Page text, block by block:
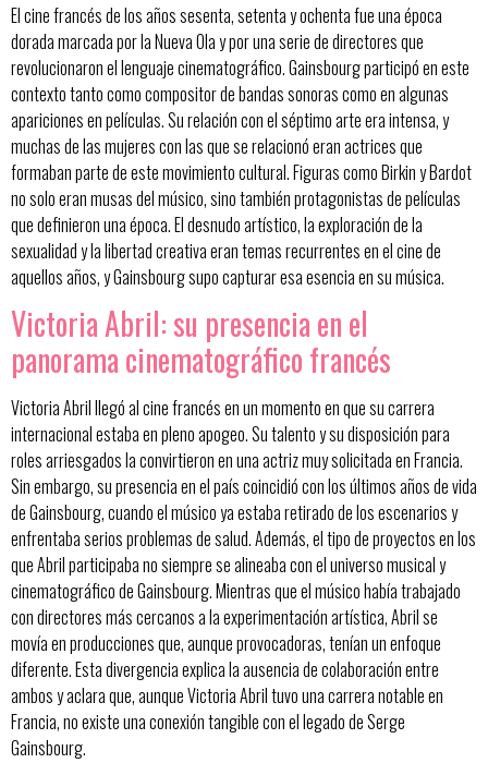
El cine francés de los años sesenta, setenta y ochenta fue una época
dorada marcada por la Nueva Ola y por una serie de directores que
revolucionaron el lenguaje cinematográfico. Gainsbourg participó en este
contexto tanto como compositor de bandas sonoras como en algunas
apariciones en películas. Su relación con el séptimo arte era intensa, y
muchas de las mujeres con las que se relacionó eran actrices que
formaban parte de este movimiento cultural. Figuras como Birkin y Bardot
no solo eran musas del músico, sino también protagonistas de películas
que definieron una época. El desnudo artístico, la exploración de la
sexualidad y la libertad creativa eran temas recurrentes en el cine de
aquellos años, y Gainsbourg supo capturar esa esencia en su música.
Victoria Abril: su presencia en el
panorama cinematográfico francés
Victoria Abril llegó al cine francés en un momento en que su carrera
internacional estaba en pleno apogeo. Su talento y su disposición para
roles arriesgados la convirtieron en una actriz muy solicitada en Francia.
Sin embargo, su presencia en el país coincidió con los últimos años de vida
de Gainsbourg, cuando el músico ya estaba retirado de los escenarios y
enfrentaba serios problemas de salud. Además, el tipo de proyectos en los
que Abril participaba no siempre se alineaba con el universo musical y
cinematográfico de Gainsbourg. Mientras que el músico había trabajado
con directores más cercanos a la experimentación artística, Abril se
movía en producciones que, aunque provocadoras, tenían un enfoque
diferente. Esta divergencia explica la ausencia de colaboración entre
ambos y aclara que, aunque Victoria Abril tuvo una carrera notable en
Francia, no existe una conexión tangible con el legado de Serge
Gainsbourg.